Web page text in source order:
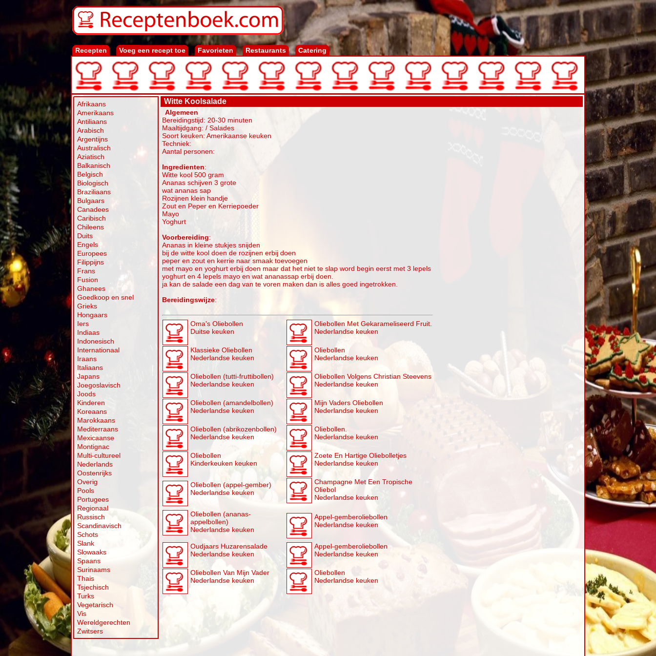
Recepten Voeg een recept toe Favorieten Restaurants Catering
Afrikaans
Amerikaans
Antiliaans
Arabisch
Argentijns
Australisch
Aziatisch
Balkanisch
Belgisch
Biologisch
Braziliaans
Bulgaars
Canadees
Caribisch
Chileens
Duits
Engels
Europees
Filippijns
Frans
Fusion
Ghanees
Goedkoop en snel
Grieks
Hongaars
Iers
Indiaas
Indonesisch
Internationaal
Iraans
Italiaans
Japans
Joegoslavisch
Joods
Kinderen
Koreaans
Marokkaans
Mediterraans
Mexicaanse
Montignac
Multi-cultureel
Nederlands
Oostenrijks
Overig
Pools
Portugees
Regionaal
Russisch
Scandinavisch
Schots
Slank
Slowaaks
Spaans
Surinaams
Thais
Tsjechisch
Turks
Vegetarisch
Vis
Wereldgerechten
Zwitsers
Witte Koolsalade
Algemeen
Bereidingstijd: 20-30 minuten
Maaltijdgang: / Salades
Soort keuken: Amerikaanse keuken
Techniek:
Aantal personen:
Ingredienten:
Witte kool 500 gram
Ananas schijven 3 grote
wat ananas sap
Rozijnen klein handje
Zout en Peper en Kerriepoeder
Mayo
Yoghurt
Voorbereiding:
Ananas in kleine stukjes snijden
bij de witte kool doen de rozijnen erbij doen
peper en zout en kerrie naar smaak toevoegen
met mayo en yoghurt erbij doen maar dat het niet te slap word begin eerst met 3 lepels
yoghurt en 4 lepels mayo en wat ananassap erbij doen.
ja kan de salade een dag van te voren maken dan is alles goed ingetrokken.
Bereidingswijze:
Oma's Oliebollen
Duitse keuken
Oliebollen Met Gekarameliseerd Fruit.
Nederlandse keuken
Klassieke Oliebollen
Nederlandse keuken
Oliebollen
Nederlandse keuken
Oliebollen (tutti-fruttibollen)
Nederlandse keuken
Oliebollen Volgens Christian Steevens
Nederlandse keuken
Oliebollen (amandelbollen)
Nederlandse keuken
Mijn Vaders Oliebollen
Nederlandse keuken
Oliebollen (abrikozenbollen)
Nederlandse keuken
Oliebollen.
Nederlandse keuken
Oliebollen
Kinderkeuken keuken
Zoete En Hartige Oliebolletjes
Nederlandse keuken
Oliebollen (appel-gember)
Nederlandse keuken
Champagne Met Een Tropische
Oliebol
Nederlandse keuken
Oliebollen (ananas-
appelbollen)
Nederlandse keuken
Appel-gemberoliebollen
Nederlandse keuken
Oudjaars Huzarensalade
Nederlandse keuken
Appel-gemberoliebollen
Nederlandse keuken
Oliebollen Van Mijn Vader
Nederlandse keuken
Oliebollen
Nederlandse keuken